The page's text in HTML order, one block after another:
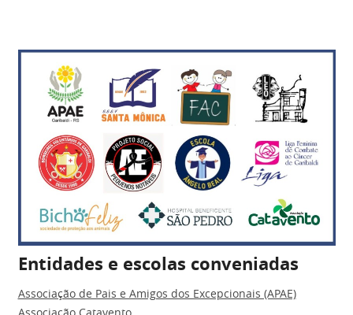
Entidades e escolas conveniadas
Associação de Pais e Amigos dos Excepcionais (APAE)